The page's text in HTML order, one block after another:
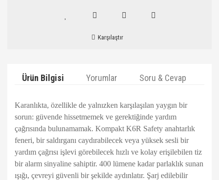
Karşılaştır
Ürün Bilgisi Yorumlar Soru & Cevap
Karanlıkta, özellikle de yalnızken karşılaşılan yaygın bir
sorun: güvende hissetmemek ve gerektiğinde yardım
çağrısında bulunamamak. Kompakt K6R Safety anahtarlık
feneri, bir saldırganı caydırabilecek veya yüksek sesli bir
yardım çağrısı işlevi görebilecek hızlı ve kolay erişilebilen tiz
bir alarm sinyaline sahiptir. 400 lümene kadar parlaklık sunan
ışığı, çevreyi güvenli bir şekilde aydınlatır. Şarj edilebilir